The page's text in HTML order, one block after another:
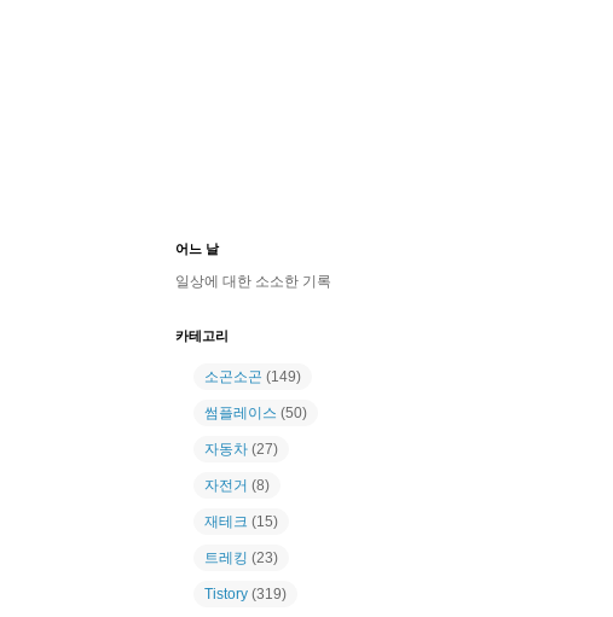
어느 날
일상에 대한 소소한 기록
카테고리
소곤소곤 (149)
썸플레이스 (50)
자동차 (27)
자전거 (8)
재테크 (15)
트레킹 (23)
Tistory (319)